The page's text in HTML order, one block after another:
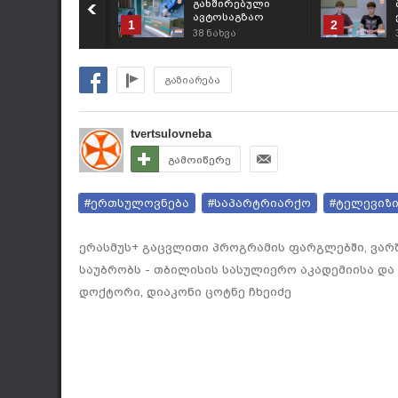
1
გახშირებული
ავტოსაგზაო
შემთხვევებისა და
შესახებ
38 ნახვა
2
გაზიარება
tvertsulovneba
გამოიწერე
#ერთსულოვნება #საპარტრიარქო
ერასმუს+ გაცვლითი პროგრამის ფარგლებში,
საუბრობს - თბილისის სასულიერო აკადემიისა
დოქტორი, დიაკონი ცოტნე ჩხეიძე